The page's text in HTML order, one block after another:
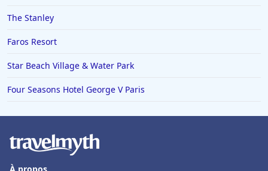
The Stanley
Faros Resort
Star Beach Village & Water Park
Four Seasons Hotel George V Paris